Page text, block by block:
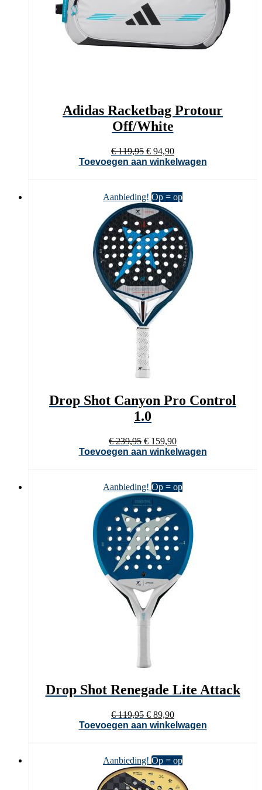
Adidas Racketbag Protour
Off/White
€119,95 Oorspronkelijke
prijs
€ 94,90Huidige
prijs
Toevoegen aan winkelwagen
Aanbieding! Op = op
Drop Shot Canyon Pro Control
1.0
€239,95 Oorspronkelijke
prijs
€ 159,90Huidige
prijs
Toevoegen aan winkelwagen
Aanbieding! Op = op
Drop Shot Renegade Lite Attack
€119,95 Oorspronkelijke
prijs
€ 89,90Huidige
prijs
Toevoegen aan winkelwagen
Aanbieding! Op = op